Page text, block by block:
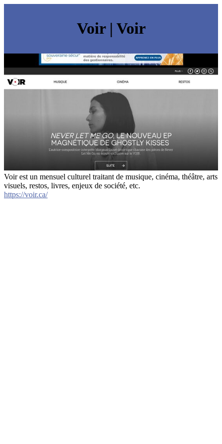
Voir | Voir
Voir est un mensuel culturel traitant de musique, cinéma, théâtre, arts
visuels, restos, livres, enjeux de société, etc.
https://voir.ca/